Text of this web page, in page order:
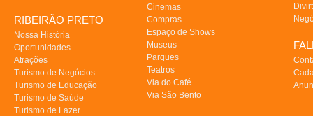
RIBEIRÃO PRETO
Nossa História
Oportunidades
Atrações
Turismo de Negócios
Turismo de Educação
Turismo de Saúde
Turismo de Lazer
Cinemas
Compras
Espaço de Shows
Museus
Parques
Teatros
Via do Café
Via São Bento